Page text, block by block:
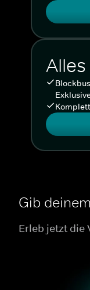
Gib
Erleb jetzt die